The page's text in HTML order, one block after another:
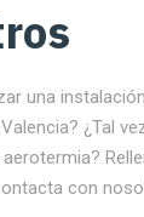
una
¿Tal
con